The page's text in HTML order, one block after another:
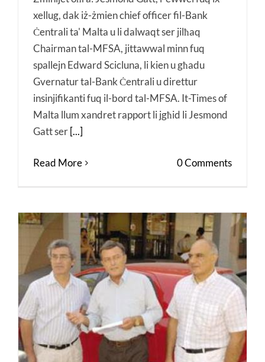
xellug, dak iż-żmien chief officer fil-Bank
Ċentrali ta' Malta u li dalwaqt ser jilħaq
Chairman tal-MFSA, jittawwal minn fuq
spallejn Edward Scicluna, li kien u għadu
Gvernatur tal-Bank Ċentrali u direttur
insinjifikanti fuq il-bord tal-MFSA. It-Times of
Malta llum xandret rapport li jgħid li Jesmond
Gatt ser [...]
Read More 0 Comments